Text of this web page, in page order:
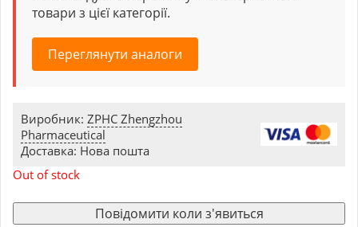
товари з цієї категорії.
Переглянути аналоги
Виробник: ZPHC Zhengzhou
Pharmaceutical
Доставка: Нова пошта
Out of stock
Повідомити коли з'явиться